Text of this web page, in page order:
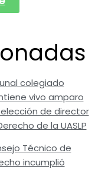
colegiado
vivo amparo
de director
de la UASLP
Técnico de
incumplió